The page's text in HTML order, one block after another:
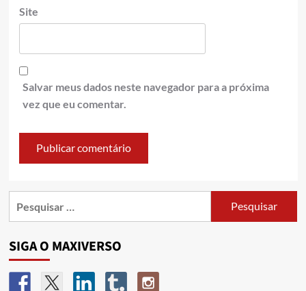
Site
Salvar meus dados neste navegador para a próxima
vez que eu comentar.
SIGA O MAXIVERSO